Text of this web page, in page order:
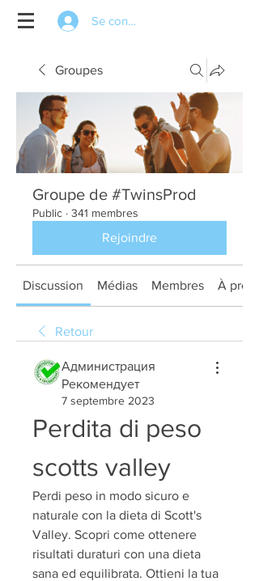
Se connecter
Groupes
Groupe de #TwinsProd
Public · 341 membres
Rejoindre
Discussion Médias Membres À
Retour
Администрация
Рекомендует
7 septembre 2023
Perdita di peso
scotts valley
Perdi peso in modo sicuro e
naturale con la dieta di Scott's
Valley. Scopri come ottenere
risultati duraturi con una dieta
sana ed equilibrata. Ottieni la tua